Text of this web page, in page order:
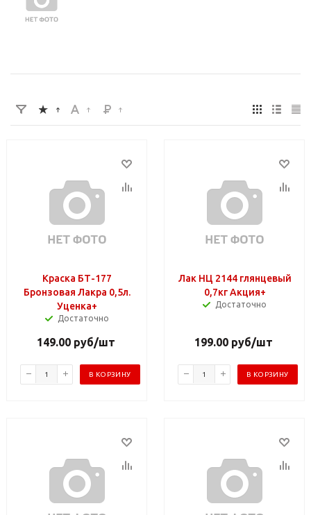
Краска БТ-177
Бронзовая Лакра 0,5л.
Уценка+
Достаточно
149.00руб/шт
В КОРЗИНУ
Лак НЦ 2144 глянцевый
0,7кг Акция+
Достаточно
199.00руб/шт
В КОРЗИНУ